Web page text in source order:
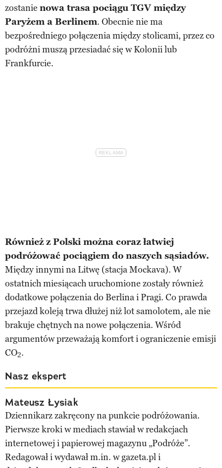
zostanie nowa trasa pociągu TGV między
Paryżem a Berlinem. Obecnie nie ma
bezpośredniego połączenia między stolicami, przez co
podróżni muszą przesiadać się w Kolonii lub
Frankfurcie.
Również z Polski można coraz łatwiej
podróżować pociągiem do naszych sąsiadów.
Między innymi na Litwę (stacja Mockava). W
ostatnich miesiącach uruchomione zostały również
dodatkowe połączenia do Berlina i Pragi. Co prawda
przejazd koleją trwa dłużej niż lot samolotem, ale nie
brakuje chętnych na nowe połączenia. Wśród
argumentów przeważają komfort i ograniczenie emisji
CO2.
Nasz ekspert
Mateusz Łysiak
Dziennikarz zakręcony na punkcie podróżowania.
Pierwsze kroki w mediach stawiał w redakcjach
internetowej i papierowej magazynu „Podróże”.
Redagował i wydawał m.in. w gazeta.pl i